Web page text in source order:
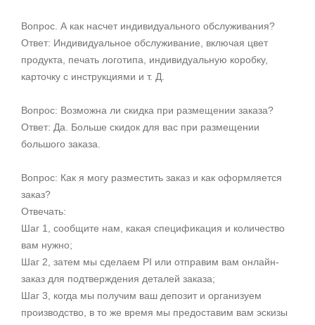
Вопрос. А как насчет индивидуального обслуживания?
Ответ: Индивидуальное обслуживание, включая цвет
продукта, печать логотипа, индивидуальную коробку,
карточку с инструкциями и т. Д.
Вопрос: Возможна ли скидка при размещении заказа?
Ответ: Да. Больше скидок для вас при размещении
большого заказа.
Вопрос: Как я могу разместить заказ и как оформляется
заказ?
Отвечать:
Шаг 1, сообщите нам, какая спецификация и количество
вам нужно;
Шаг 2, затем мы сделаем PI или отправим вам онлайн-
заказ для подтверждения деталей заказа;
Шаг 3, когда мы получим ваш депозит и организуем
производство, в то же время мы предоставим вам эскизы